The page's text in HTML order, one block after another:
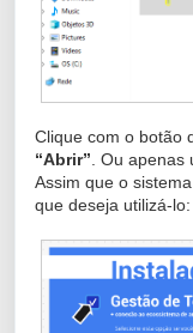
Clique com o botão
“Abrir”. Ou apenas
Assim que o
que deseja utilizá-lo: